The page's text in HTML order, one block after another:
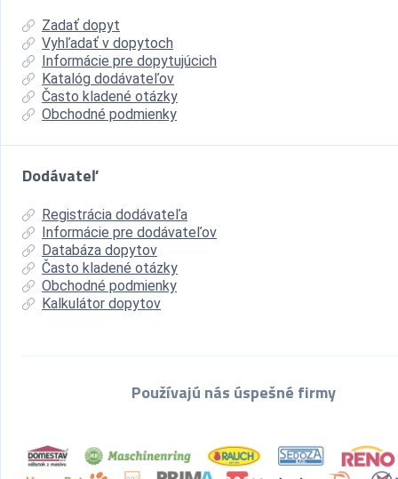
Zadať dopyt
Vyhľadať v dopytoch
Informácie pre dopytujúcich
Katalóg dodávateľov
Často kladené otázky
Obchodné podmienky
Dodávateľ
Registrácia dodávateľa
Informácie pre dodávateľov
Databáza dopytov
Často kladené otázky
Obchodné podmienky
Kalkulátor dopytov
Používajú nás úspešné firmy